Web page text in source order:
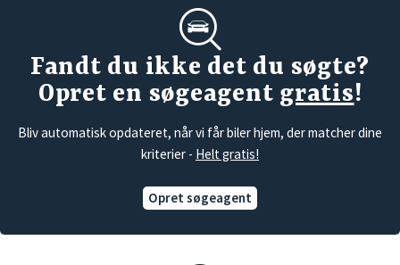
Fandt du ikke det du søgte?
Opret en søgeagent gratis!
Bliv automatisk opdateret, når vi får biler hjem, der matcher dine
kriterier - Helt gratis!
Opret søgeagent